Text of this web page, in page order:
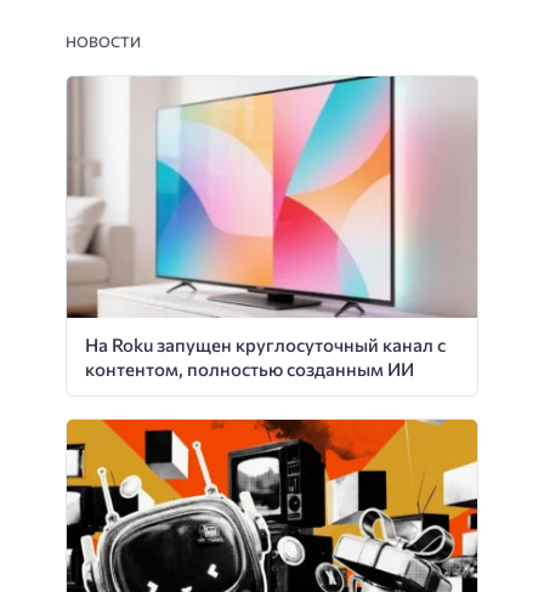
НОВОСТИ
На Roku запущен круглосуточный канал с
контентом, полностью созданным ИИ